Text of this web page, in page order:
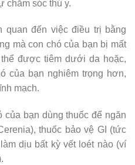
chăm sóc thú y.
quan đến việc điều trị bằng
mà con chó của bạn bị mất
được tiêm dưới da hoặc,
của bạn nghiêm trọng hơn,
mạch.
của bạn dùng thuốc để ngăn
thuốc bảo vệ GI (tức
dịu bất kỳ vết loét nào (ví